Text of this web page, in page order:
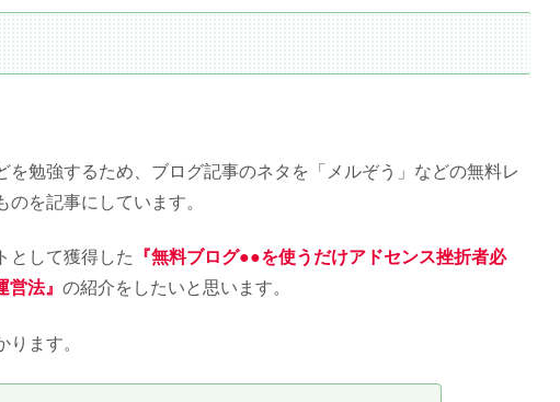
勉強するため、ブログ記事のネタを「メルぞう」などの無料レ
を記事にしています。
として獲得した
『無料ブログ●●を使うだけアドセンス挫折者必
法』 の紹介をしたいと思います。
ます。